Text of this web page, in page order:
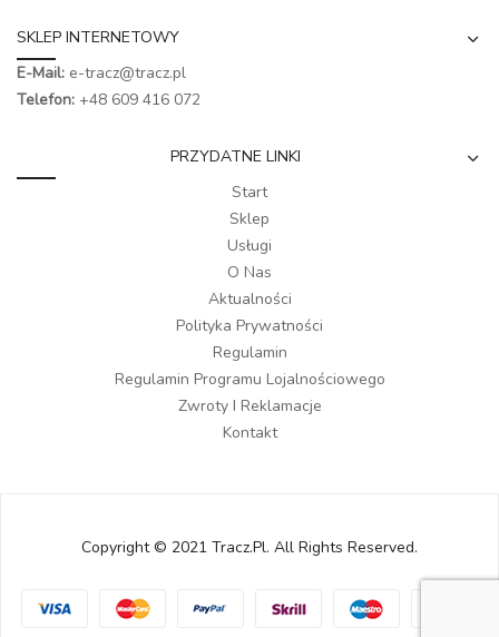
SKLEP INTERNETOWY
E-Mail: e-tracz@tracz.pl
Telefon: +48 609 416 072
PRZYDATNE LINKI
Start
Sklep
Usługi
O Nas
Aktualności
Polityka Prywatności
Regulamin
Regulamin Programu Lojalnościowego
Zwroty I Reklamacje
Kontakt
Copyright © 2021 Tracz.pl. All Rights Reserved.